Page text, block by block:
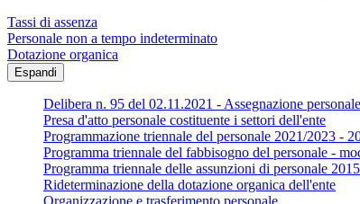
Tassi di assenza
Personale non a tempo indeterminato
Dotazione organica
Espandi
Delibera n. 95 del 02.11.2021 - Assegnazione
Presa d'atto personale costituente i settori dell'ente
Programmazione triennale del personale 2021/2023 -
Programma triennale del fabbisogno del personale -
Programma triennale delle assunzioni di personale
Rideterminazione della dotazione organica dell'ente
Organizzazione e trasferimento personale